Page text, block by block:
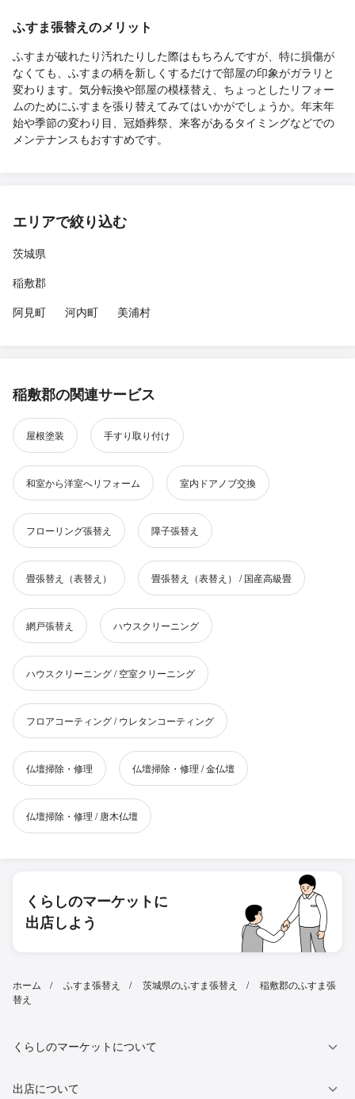
ふすま張替えのメリット
ふすまが破れたり汚れたりした際はもちろんですが、特に損傷が
なくても、ふすまの柄を新しくするだけで部屋の印象がガラリと
変わります。気分転換や部屋の模様替え、ちょっとしたリフォー
ムのためにふすまを張り替えてみてはいかがでしょうか。年末年
始や季節の変わり目、冠婚葬祭、来客があるタイミングなどでの
メンテナンスもおすすめです。
エリアで絞り込む
茨城県
稲敷郡
阿見町
河内町 美浦村
稲敷郡の関連サービス
屋根塗装 手すり取り付け
和室から洋室へリフォーム 室内ドアノブ交換
フローリング張替え 障子張替え
畳張替え（表替え） 畳張替え（表替え） / 国産高級畳
網戸張替え ハウスクリーニング
ハウスクリーニング / 空室クリーニング
フロアコーティング / ウレタンコーティング
仏壇掃除・修理 仏壇掃除・修理 / 金仏壇
仏壇掃除・修理 / 唐木仏壇
くらしのマーケットに
出店しよう
ホーム ふすま張替え 茨城県のふすま張替え
稲敷郡のふすま張
替え
くらしのマーケットについて
出店について